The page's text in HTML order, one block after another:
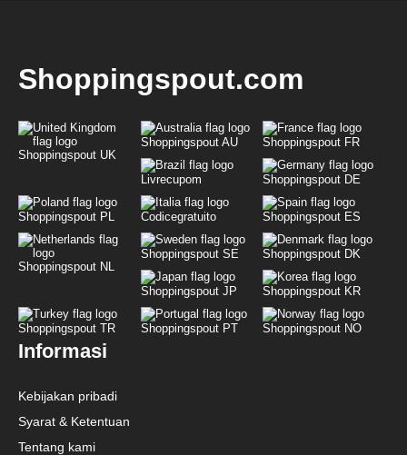
Shoppingspout.com
Shoppingspout UK
Shoppingspout AU Shoppingspout FR
Livrecupom Shoppingspout DE
Shoppingspout PL Codicegratuito Shoppingspout ES
Shoppingspout NL
Shoppingspout SE Shoppingspout DK
Shoppingspout JP Shoppingspout KR
Shoppingspout TR Shoppingspout PT Shoppingspout NO
Informasi
Kebijakan pribadi
Syarat & Ketentuan
Tentang kami